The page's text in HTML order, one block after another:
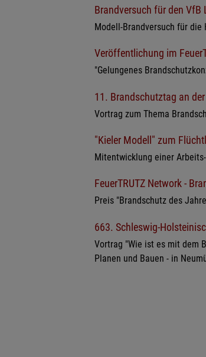
Brandversuch für den VfB
Modell-Brandversuch für
Veröffentlichung im
"Gelungenes
11. Brandschutztag an
Vortrag zum Thema
"Kieler Modell" zum
Mitentwicklung einer
FeuerTRUTZ Network -
Preis "Brandschutz des
663. Schleswig-
Vortrag "Wie ist es mit dem
Planen und Bauen - in